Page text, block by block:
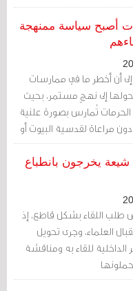
أو فرصهم. أما حين يبقى
نزاع، فإن الحديث عن
يتحول إلى شعار سياسي أكثر
يلمسه الناس
أصبح سياسة ممنهجة
أن أخطر ما في ممارسات
إلى نهجٍ مستمر، بحيث
الحرمات تُمارس بصورة علنية
مراعاة لقدسية البيوت أو
الحقوق الأساسية
أن ذلك يعكس استخفافاً
والإنسانية، ويؤسس لمزيد من
يخرجون بانطباع
طلب اللقاء بشكل قاطع، إذ
العلماء، وجرى تحويل
الداخلية للقاء به ومناقشة